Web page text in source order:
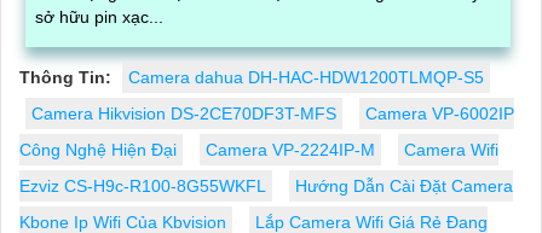
sở hữu pin xạc...
Thông Tin:
Camera dahua DH-HAC-HDW1200TLMQP-S5
Camera Hikvision DS-2CE70DF3T-MFS
Camera VP-6002IP
Công Nghệ Hiện Đại
Camera VP-2224IP-M
Camera Wifi
Ezviz CS-H9c-R100-8G55WKFL
Hướng Dẫn Cài Đặt Camera
Kbone Ip Wifi Của Kbvision
Lắp Camera Wifi Giá Rẻ Đang